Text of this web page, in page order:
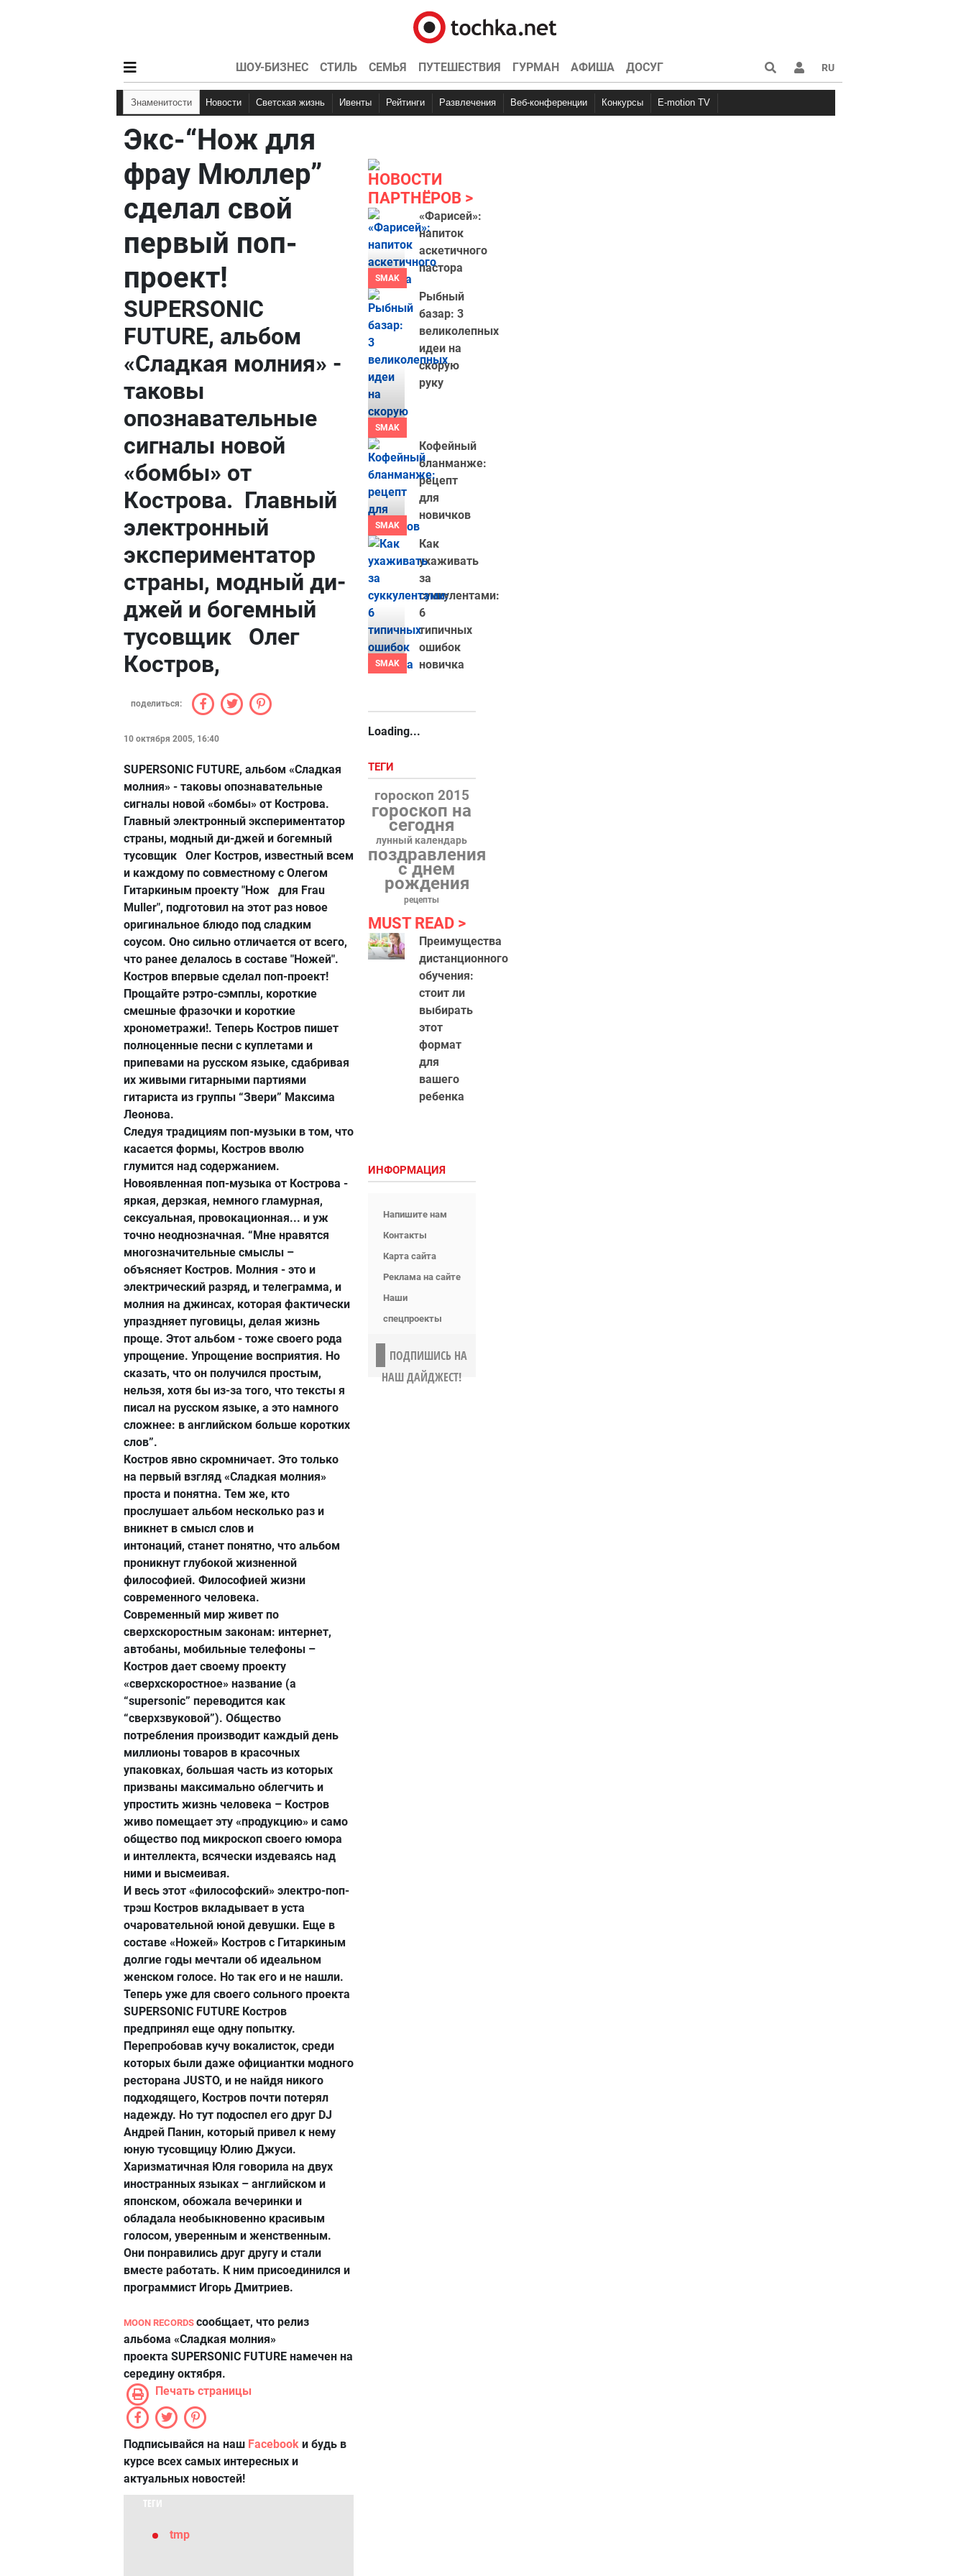
ШОУ-БИЗНЕС СТИЛЬ СЕМЬЯ ПУТЕШЕСТВИЯ ГУРМАН АФИША ДОСУГ RU
Знаменитости Новости Светская жизнь Ивенты Рейтинги Развлечения Веб-конференции Конкурсы E-motion TV
Экс-“Нож для
фрау Мюллер”
сделал свой
первый поп-
проект!
SUPERSONIC
FUTURE, альбом
«Сладкая молния» -
таковы
опознавательные
сигналы новой
«бомбы» от
Кострова. Главный
электронный
экспериментатор
страны, модный ди-
джей и богемный
тусовщик Олег
Костров,
поделиться:
10 октября 2005, 16:40
SUPERSONIC FUTURE, альбом «Сладкая
молния» - таковы опознавательные
сигналы новой «бомбы» от Кострова.
Главный электронный экспериментатор
страны, модный ди-джей и богемный
тусовщик Олег Костров, известный всем
и каждому по совместному с Олегом
Гитаркиным проекту "Нож для Frau
Muller", подготовил на этот раз новое
оригинальное блюдо под сладким
соусом. Оно сильно отличается от всего,
что ранее делалось в составе "Ножей".
Костров впервые сделал поп-проект!
Прощайте рэтро-сэмплы, короткие
смешные фразочки и короткие
хронометражи!. Теперь Костров пишет
полноценные песни с куплетами и
припевами на русском языке, сдабривая
их живыми гитарными партиями
гитариста из группы “Звери” Максима
Леонова.
Следуя традициям поп-музыки в том, что
касается формы, Костров вволю
глумится над содержанием.
Новоявленная поп-музыка от Кострова -
яркая, дерзкая, немного гламурная,
сексуальная, провокационная... и уж
точно неоднозначная. “Мне нравятся
многозначительные смыслы –
объясняет Костров. Молния - это и
электрический разряд, и телеграмма, и
молния на джинсах, которая фактически
упраздняет пуговицы, делая жизнь
проще. Этот альбом - тоже своего рода
упрощение. Упрощение восприятия. Но
сказать, что он получился простым,
нельзя, хотя бы из-за того, что тексты я
писал на русском языке, а это намного
сложнее: в английском больше коротких
слов”.
Костров явно скромничает. Это только
на первый взгляд «Сладкая молния»
проста и понятна. Тем же, кто
прослушает альбом несколько раз и
вникнет в смысл слов и
интонаций, станет понятно, что альбом
проникнут глубокой жизненной
философией. Философией жизни
современного человека.
Современный мир живет по
сверхскоростным законам: интернет,
автобаны, мобильные телефоны –
Костров дает своему проекту
«сверхскоростное» название (а
“supersonic” переводится как
“сверхзвуковой”). Общество
потребления производит каждый день
миллионы товаров в красочных
упаковках, большая часть из которых
призваны максимально облегчить и
упростить жизнь человека – Костров
живо помещает эту «продукцию» и само
общество под микроскоп своего юмора
и интеллекта, всячески издеваясь над
ними и высмеивая.
И весь этот «философский» электро-поп-
трэш Костров вкладывает в уста
очаровательной юной девушки. Еще в
составе «Ножей» Костров с Гитаркиным
долгие годы мечтали об идеальном
женском голосе. Но так его и не нашли.
Теперь уже для своего сольного проекта
SUPERSONIC FUTURE Костров
предпринял еще одну попытку.
Перепробовав кучу вокалисток, среди
которых были даже официантки модного
ресторана JUSTO, и не найдя никого
подходящего, Костров почти потерял
надежду. Но тут подоспел его друг DJ
Андрей Панин, который привел к нему
юную тусовщицу Юлию Джуси.
Харизматичная Юля говорила на двух
иностранных языках – английском и
японском, обожала вечеринки и
обладала необыкновенно красивым
голосом, уверенным и женственным.
Они понравились друг другу и стали
вместе работать. К ним присоединился и
программист Игорь Дмитриев.
MOON RECORDS сообщает, что релиз
альбома «Сладкая молния»
проекта SUPERSONIC FUTURE намечен на
середину октября.
Печать страницы
Подписывайся на наш Facebook и будь в
курсе всех самых интересных и
актуальных новостей!
ТЕГИ
tmp
НОВОСТИ
ПАРТНЁРОВ
SMAK
«Фарисей»:
напиток
аскетичного
пастора
SMAK
Рыбный
базар: 3
великолепных
идеи на
скорую
руку
SMAK
Кофейный
бланманже:
рецепт
для
новичков
SMAK
Как
ухаживать
за
суккулентами:
6
типичных
ошибок
новичка
Loading...
ТЕГИ
гороскоп 2015
гороскоп на
сегодня
лунный календарь
поздравления
с днем
рождения
рецепты
MUST READ
Преимущества
дистанционного
обучения:
стоит ли
выбирать
этот
формат
для
вашего
ребенка
ИНФОРМАЦИЯ
Напишите нам
Контакты
Карта сайта
Реклама на сайте
Наши
спецпроекты
ПОДПИШИСЬ НА
НАШ ДАЙДЖЕСТ!